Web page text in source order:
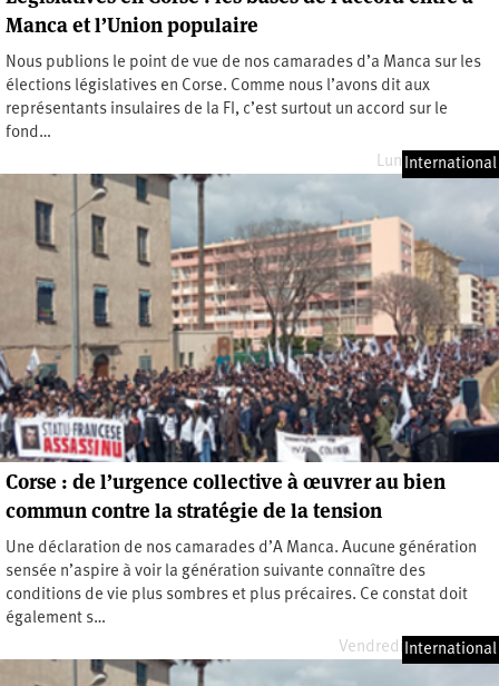
Manca et l’Union populaire
Nous publions le point de vue de nos camarades d’a Manca sur les
élections législatives en Corse. Comme nous l’avons dit aux
représentants insulaires de la FI, c’est surtout un accord sur le
fond…
Lundi 2 mai 2022
International
Corse : de l’urgence collective à œuvrer au bien
commun contre la stratégie de la tension
Une déclaration de nos camarades d’A Manca. Aucune génération
sensée n’aspire à voir la génération suivante connaître des
conditions de vie plus sombres et plus précaires. Ce constat doit
également s…
Vendredi 15 avril 2022
International